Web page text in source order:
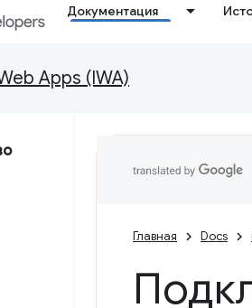
Документация
Apps (IWA)
Главная Docs